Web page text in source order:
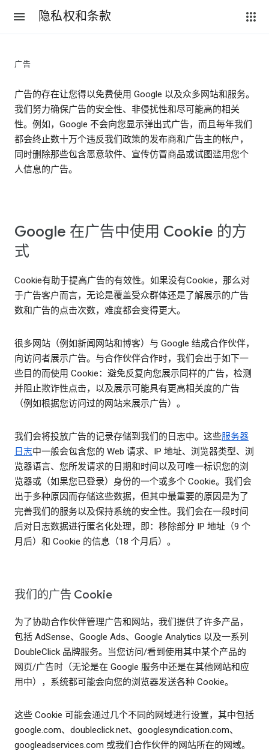
隐私权和条款
广告
广告的存在让您得以免费使用 Google 以及众多网站和服务。
我们努力确保广告的安全性、非侵扰性和尽可能高的相关
性。例如，Google 不会向您显示弹出式广告，而且每年我们
都会终止数十万个违反我们政策的发布商和广告主的帐户，
同时删除那些包含恶意软件、宣传仿冒商品或试图滥用您个
人信息的广告。
Google 在广告中使用 Cookie 的方
式
Cookie有助于提高广告的有效性。如果没有Cookie，那么对
于广告客户而言，无论是覆盖受众群体还是了解展示的广告
数和广告的点击次数，难度都会变得更大。
很多网站（例如新闻网站和博客）与 Google 结成合作伙伴，
向访问者展示广告。与合作伙伴合作时，我们会出于如下一
些目的而使用 Cookie：避免反复向您展示同样的广告，检测
并阻止欺诈性点击，以及展示可能具有更高相关度的广告
（例如根据您访问过的网站来展示广告）。
我们会将投放广告的记录存储到我们的日志中。这些服务器
日志中一般会包含您的 Web 请求、IP 地址、浏览器类型、浏
览器语言、您所发请求的日期和时间以及可唯一标识您的浏
览器或（如果您已登录）身份的一个或多个 Cookie。我们会
出于多种原因而存储这些数据，但其中最重要的原因是为了
完善我们的服务以及保持系统的安全性。我们会在一段时间
后对日志数据进行匿名化处理，即：移除部分 IP 地址（9 个
月后）和 Cookie 的信息（18 个月后）。
我们的广告 Cookie
为了协助合作伙伴管理广告和网站，我们提供了许多产品，
包括 AdSense、Google Ads、Google Analytics 以及一系列
DoubleClick 品牌服务。当您访问/看到使用其中某个产品的
网页/广告时（无论是在 Google 服务中还是在其他网站和应
用中），系统都可能会向您的浏览器发送各种 Cookie。
这些 Cookie 可能会通过几个不同的网域进行设置，其中包括
google.com、doubleclick.net、googlesyndication.com、
googleadservices.com 或我们合作伙伴的网站所在的网域。